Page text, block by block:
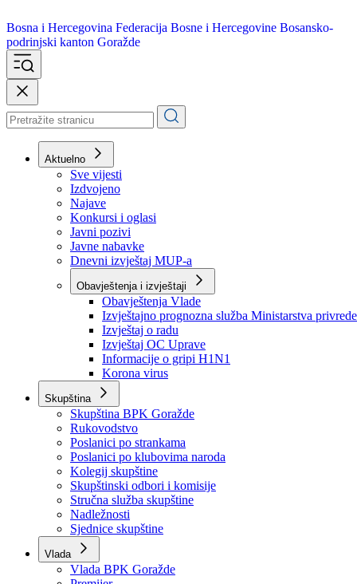
Bosna i Hercegovina
podrinjski kanton Goražde
Aktuelno
Sve vijesti
Izdvojeno
Najave
Konkursi i oglasi
Javni pozivi
Javne nabavke
Dnevni izvještaj MUP-a
Obavještenja i izvještaji
Obavještenja Vlade
Izvještajno prognozna služba Ministarstva privrede
Izvještaj o radu
Izvještaj OC Uprave
Informacije o gripi H1N1
Korona virus
Skupština
Skupština BPK Goražde
Rukovodstvo
Poslanici po strankama
Poslanici po klubovima naroda
Kolegij skupštine
Skupštinski odbori i komisije
Stručna služba skupštine
Nadležnosti
Sjednice skupštine